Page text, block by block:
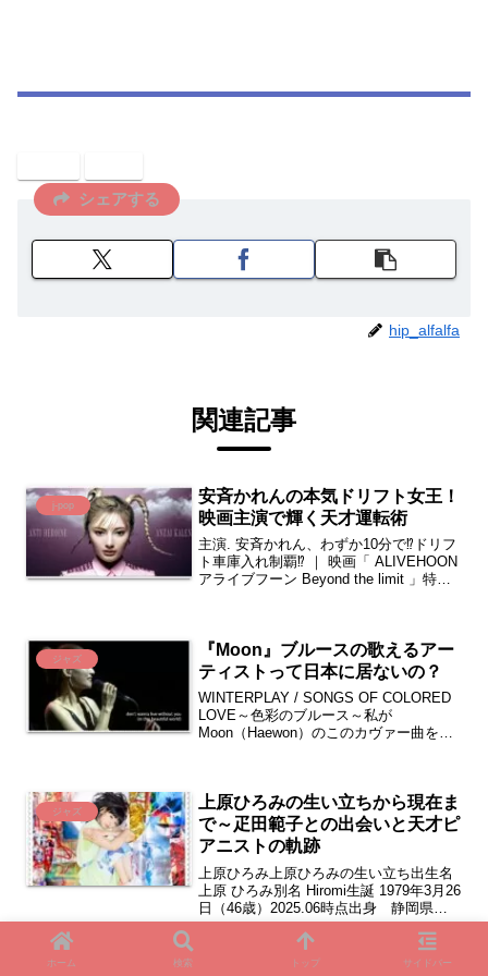
シェアする
hip_alfalfa
関連記事
j-pop
安斉かれんの本気ドリフト女王！
映画主演で輝く天才運転術
主演. 安斉かれん、わずか10分で⁉️ドリフ
ト車庫入れ制覇⁉️ ｜ 映画「 ALIVEHOON
アライブフーン Beyond the limit 」特別
ジャズ
『Moon』ブルースの歌えるアー
ティストって日本に居ないの？
WINTERPLAY / SONGS OF COLORED
LOVE～色彩のブルース～私が
Moon（Haewon）のこのカヴァー曲を初
ジャズ
上原ひろみの生い立ちから現在ま
で～疋田範子との出会いと天才ピ
アニストの軌跡
上原ひろみ上原ひろみの生い立ち出生名
上原 ひろみ別名 Hiromi生誕 1979年3月26
日（46歳）2025.06時点出身 静岡県浜
松市学歴 浜松市立追分小学校 浜松市立
蜆塚中学校 静岡県立浜松北高等学校
法政大学法学部中退 バークリー...
ホーム 検索 トップ サイドバー